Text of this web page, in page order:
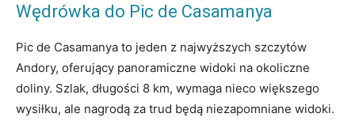
Wędrówka do Pic de Casamanya
Pic de Casamanya to jeden⁤ z najwyższych szczytów
Andory, oferujący panoramiczne widoki na okoliczne
doliny. Szlak, długości 8 km, wymaga nieco większego
wysiłku, ale nagrodą za trud będą niezapomniane widoki.